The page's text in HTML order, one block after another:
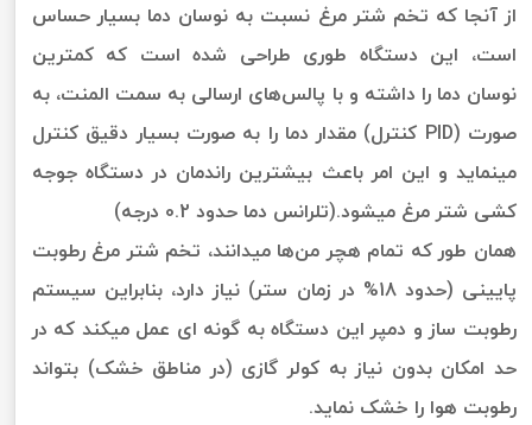
از آنجا که تخم شتر مرغ نسبت به نوسان دما بسیار حساس
است، این دستگاه طوری طراحی شده است که کمترین
نوسان دما را داشته و با پالس‌‌های ارسالی به سمت المنت، به
صورت (PID کنترل) مقدار دما را به صورت بسیار دقیق کنترل
مینماید و این امر باعث بیشترین راندمان در دستگاه جوجه
کشی شتر مرغ میشود.(تلرانس دما حدود 0.2 درجه)
همان طور که تمام هچر من‌ها میدانند، تخم شتر مرغ رطوبت
پایینی (حدود 18% در زمان ستر) نیاز دارد، بنابراین سیستم
رطوبت ساز و دمپر این دستگاه به گونه ای عمل میکند که در
حد امکان بدون نیاز به کولر گازی (در مناطق خشک) بتواند
رطوبت هوا را خشک نماید.